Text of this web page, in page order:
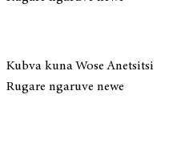
Kubva kuna Wose Anetsitsi
Rugare ngaruve newe